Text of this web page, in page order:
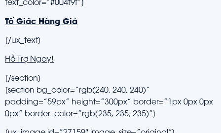
text_color=”#004f9f”]
Tố Giác Hàng Giả
[/ux_text]
Hỗ Trợ Ngay!
[/section]
[section bg_color=”rgb(240, 240, 240)”
padding=”59px” height=”300px” border=”1px 0px 0px
0px” border_color=”rgb(235, 235, 235)”]